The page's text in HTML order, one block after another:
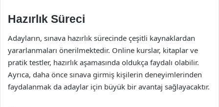
Hazırlık Süreci
Adayların, sınava hazırlık sürecinde çeşitli kaynaklardan
yararlanmaları önerilmektedir. Online kurslar, kitaplar ve
pratik testler, hazırlık aşamasında oldukça faydalı olabilir.
Ayrıca, daha önce sınava girmiş kişilerin deneyimlerinden
faydalanmak da adaylar için büyük bir avantaj sağlayacaktır.